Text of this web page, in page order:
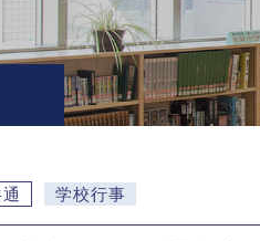
学校行事